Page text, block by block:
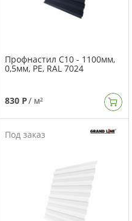
Профнастил C10 - 1100мм,
0,5мм, PE, RAL 7024
830 Р/ м²
Под заказ